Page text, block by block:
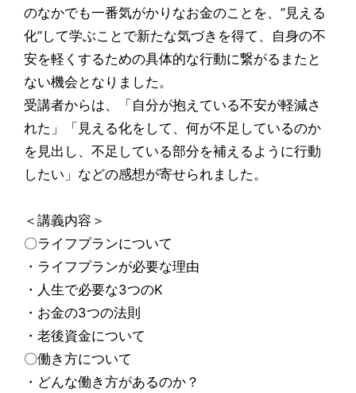
のなかでも一番気がかりなお金のことを、”見える
化”して学ぶことで新たな気づきを得て、自身の不
安を軽くするための具体的な行動に繋がるまたと
ない機会となりました。
受講者からは、「自分が抱えている不安が軽減さ
れた」「見える化をして、何が不足しているのか
を見出し、不足している部分を補えるように行動
したい」などの感想が寄せられました。
＜講義内容＞
〇ライフプランについて
・ライフプランが必要な理由
・人生で必要な3つのK
・お金の3つの法則
・老後資金について
〇働き方について
・どんな働き方があるのか？